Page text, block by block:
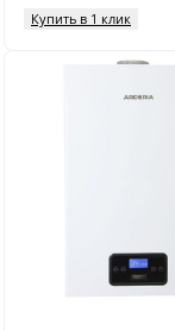
Купить в 1 клик